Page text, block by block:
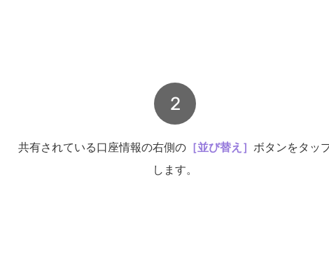
2
共有されている口座情報の右側の ［並び替え］ ボタンをタッ
します。